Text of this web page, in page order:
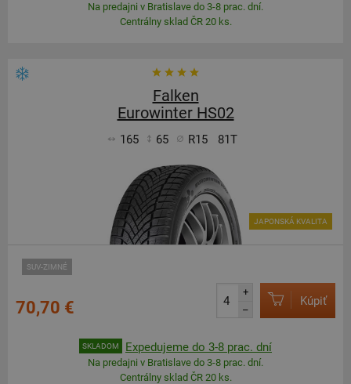
Na predajni v Bratislave do 3-8 prac. dní.
Centrálny sklad ČR 20 ks.
Falken
Eurowinter HS02
165 65 R15 81T
SUV-ZIMNÉ
JAPONSKÁ KVALITA
70,70 €
+
–
Kúpiť
SKLADOM Expedujeme do 3-8 prac. dní
Na predajni v Bratislave do 3-8 prac. dní.
Centrálny sklad ČR 20 ks.